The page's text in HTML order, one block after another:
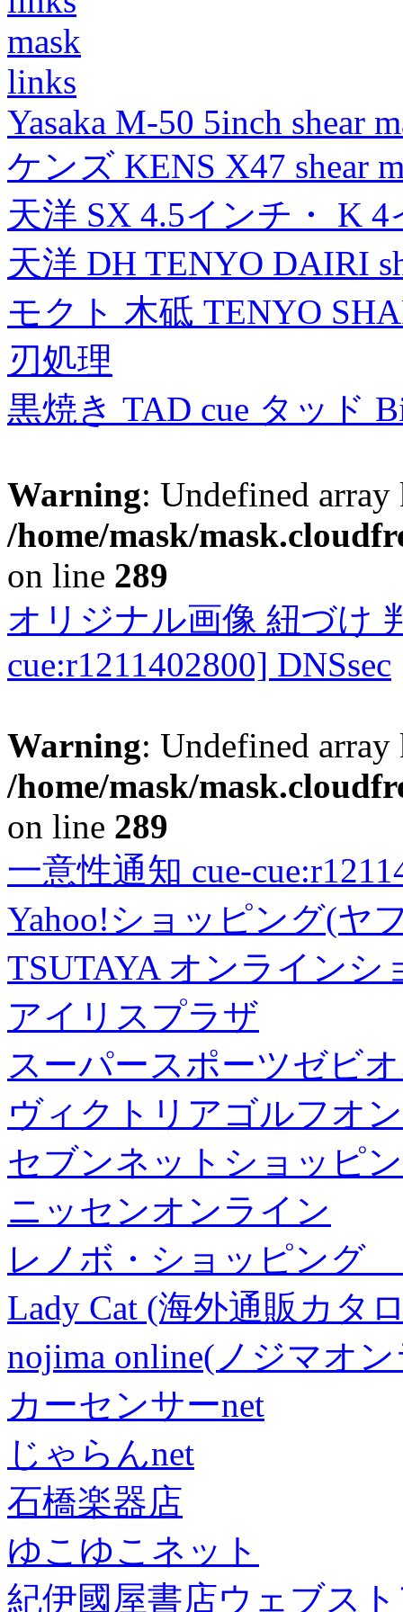
mask
links
Yasaka M-50 5inch shear
ケンズ KENS X47 shear
天洋 SX 4.5インチ・ K
天洋 DH TENYO DAIRI
モクト 木砥 TENYO
刃処理
黒焼き TAD cue タッド
Warning: Undefined
/home/mask/
on line 289
オリジナル画像 紐づけ
cue:r1211402800] DNSsec
Warning: Undefined
/home/mask/
on line 289
一意性通知 cue-
Yahoo!ショッピング(ヤ
TSUTAYA オンラインシ
アイリスプラザ
スーパースポーツゼビ
ヴィクトリアゴルフオ
セブンネットショッピ
ニッセンオンライン
レノボ・ショッピング
Lady Cat (海外通販カタ
nojima online(ノジマオ
カーセンサーnet
じゃらんnet
石橋楽器店
ゆこゆこネット
紀伊國屋書店ウェブス